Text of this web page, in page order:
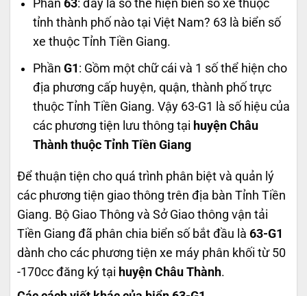
Phần 63: đây là số thể hiện biển số xe thuộc
tỉnh thành phố nào tại Việt Nam? 63 là biển số
xe thuộc Tỉnh Tiền Giang.
Phần G1 : Gồm một chữ cái và 1 số thể hiện cho
địa phương cấp huyện, quận, thành phố trực
thuộc Tỉnh Tiền Giang. Vậy 63-G1 là số hiệu của
các phương tiện lưu thông tại huyện Châu
Thành thuộc Tỉnh Tiền Giang
Để thuận tiện cho quá trình phân biệt và quản lý
các phương tiện giao thông trên địa bàn Tỉnh Tiền
Giang. Bộ Giao Thông và Sở Giao thông vận tải
Tiền Giang đã phân chia biển số bắt đầu là 63-G1
dành cho các phương tiện xe máy phân khối từ 50
-170cc đăng ký tại huyện Châu Thành.